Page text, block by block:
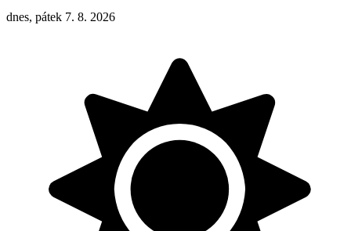
dnes, pátek 7. 8. 2026